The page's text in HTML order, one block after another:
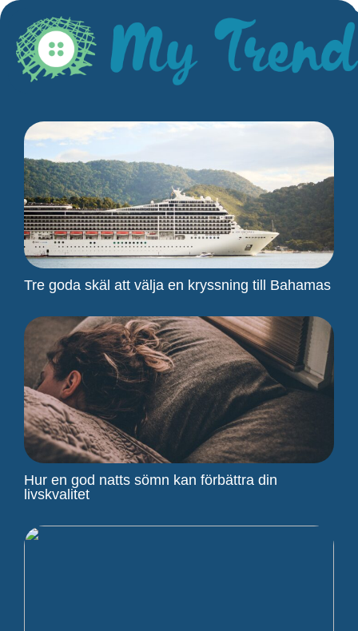
Tre goda skäl att välja en kryssning till Bahamas
Hur en god natts sömn kan förbättra din
livskvalitet